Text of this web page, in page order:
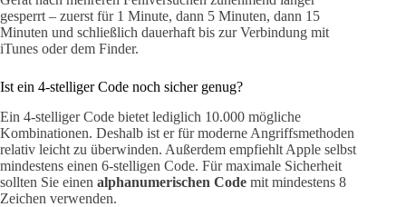
gesperrt – zuerst für 1 Minute, dann 5 Minuten, dann 15
Minuten und schließlich dauerhaft bis zur Verbindung mit
iTunes oder dem Finder.
Ist ein 4-stelliger Code noch sicher genug?
Ein 4-stelliger Code bietet lediglich 10.000 mögliche
Kombinationen. Deshalb ist er für moderne Angriffsmethoden
relativ leicht zu überwinden. Außerdem empfiehlt Apple selbst
mindestens einen 6-stelligen Code. Für maximale Sicherheit
sollten Sie einen alphanumerischen Code mit mindestens 8
Zeichen verwenden.